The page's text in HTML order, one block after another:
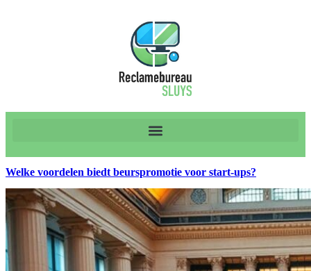
Welke voordelen biedt beurspromotie voor start-ups?